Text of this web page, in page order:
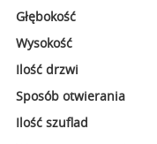
Głębokość
Wysokość
Ilość drzwi
Sposób otwierania
Ilość szuflad